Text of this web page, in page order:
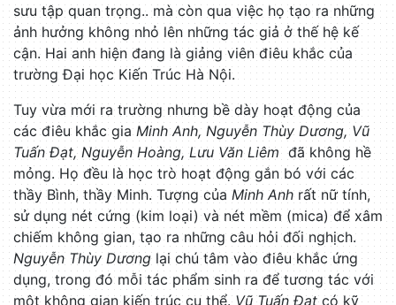
sưu tập quan trọng.. mà còn qua việc họ tạo ra những
ảnh hưởng không nhỏ lên những tác giả ở thế hệ kế
cận. Hai anh hiện đang là giảng viên điêu khắc của
trường Đại học Kiến Trúc Hà Nội.
Tuy vừa mới ra trường nhưng bề dày hoạt động của
các điêu khắc giaMinh Anh, Nguyễn Thùy Dương, Vũ
Tuấn Đạt, Nguyễn Hoàng, Lưu Văn Liêmđã không hề
mỏng. Họ đều là học trò hoạt động gắn bó với các
thầy Bình, thầy Minh. Tượng của Minh Anhrất nữ tính,
sử dụng nét cứng (kim loại) và nét mềm (mica) để xâm
chiếm không gian, tạo ra những câu hỏi đối nghịch.
Nguyễn Thùy Dươnglại chú tâm vào điêu khắc ứng
dụng, trong đó mỗi tác phẩm sinh ra để tương tác với
một không gian kiến trúc cụ thể. Vũ Tuấn Đạtcó kỹ